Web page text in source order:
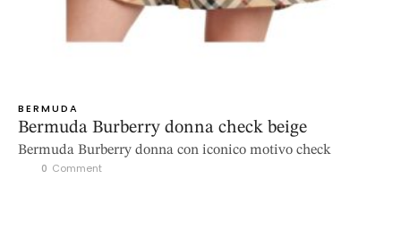
BERMUDA
Bermuda Burberry donna check beige
Bermuda Burberry donna con iconico motivo check
0 Comment